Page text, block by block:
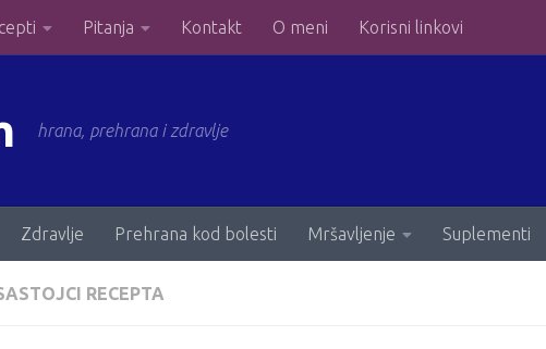
Pitanja Kontakt O meni Korisni linkovi
hrana, prehrana i zdravlje
Zdravlje Prehrana kod bolesti Mršavljenje Suplementi
RECEPTA